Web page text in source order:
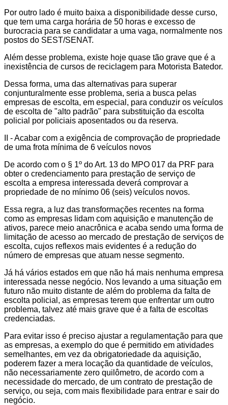
Por outro lado é muito baixa a disponibilidade desse curso,
que tem uma carga horária de 50 horas e excesso de
burocracia para se candidatar a uma vaga, normalmente nos
postos do SEST/SENAT.
Além desse problema, existe hoje quase tão grave que é a
inexistência de cursos de reciclagem para Motorista Batedor.
Dessa forma, uma das alternativas para superar
conjunturalmente esse problema, seria a busca pelas
empresas de escolta, em especial, para conduzir os veículos
de escolta de "alto padrão" para substituição da escolta
policial por policiais aposentados ou da reserva.
II - Acabar com a exigência de comprovação de propriedade
de uma frota mínima de 6 veículos novos
De acordo com o § 1º do Art. 13 do MPO 017 da PRF para
obter o credenciamento para prestação de serviço de
escolta a empresa interessada deverá comprovar a
propriedade de no mínimo 06 (seis) veículos novos.
Essa regra, a luz das transformações recentes na forma
como as empresas lidam com aquisição e manutenção de
ativos, parece meio anacrônica e acaba sendo uma forma de
limitação de acesso ao mercado de prestação de serviços de
escolta, cujos reflexos mais evidentes é a redução do
número de empresas que atuam nesse segmento.
Já há vários estados em que não há mais nenhuma empresa
interessada nesse negócio. Nos levando a uma situação em
futuro não muito distante de além do problema da falta de
escolta policial, as empresas terem que enfrentar um outro
problema, talvez até mais grave que é a falta de escoltas
credenciadas.
Para evitar isso é preciso ajustar a regulamentação para que
as empresas, a exemplo do que é permitido em atividades
semelhantes, em vez da obrigatoriedade da aquisição,
poderem fazer a mera locação da quantidade de veículos,
não necessariamente zero quilômetro, de acordo com a
necessidade do mercado, de um contrato de prestação de
serviço, ou seja, com mais flexibilidade para entrar e sair do
negócio.